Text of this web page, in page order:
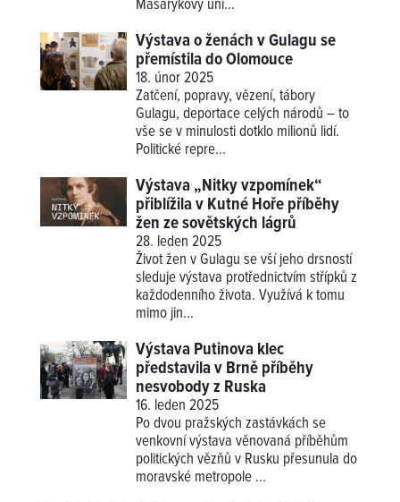
Masarykovy uni...
Výstava o ženách v Gulagu se
přemístila do Olomouce
18. únor 2025
Zatčení, popravy, vězení, tábory
Gulagu, deportace celých národů – to
vše se v minulosti dotklo milionů lidí.
Politické repre...
Výstava „Nitky vzpomínek“
přiblížila v Kutné Hoře příběhy
žen ze sovětských lágrů
28. leden 2025
Život žen v Gulagu se vší jeho drsností
sleduje výstava protřednictvím střípků z
každodenního života. Využívá k tomu
mimo jin...
Výstava Putinova klec
představila v Brně příběhy
nesvobody z Ruska
16. leden 2025
Po dvou pražských zastávkách se
venkovní výstava věnovaná příběhům
politických vězňů v Rusku přesunula do
moravské metropole ...